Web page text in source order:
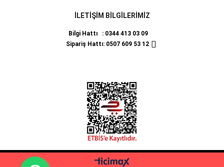
İLETİŞİM BİLGİLERİMİZ
Bilgi Hattı : 0344 413 03 09
Sipariş Hattı: 0507 609 53 12